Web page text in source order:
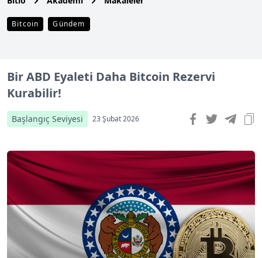
Bitcoin Gündem
Bir ABD Eyaleti Daha Bitcoin Rezervi
Kurabilir!
Başlangıç Seviyesi 23 Şubat 2026